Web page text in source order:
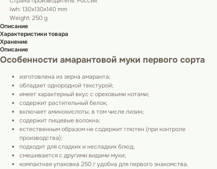
lwh: 130x130x140 mm
Weight: 250 g
Описание
Характеристики товара
Хранение
Описание
Особенности амарантовой муки первого сорта
изготовлена из зерна амаранта;
обладает однородной текстурой;
имеет характерный вкус с ореховыми нотами;
содержит растительный белок;
включает аминокислоты, в том числе лизин;
содержит пищевые волокна;
естественным образом не содержит глютен (при контроле
производства);
подходит для сладких и несладких блюд;
смешивается с другими видами муки;
компактная упаковка 250 г удобна для первого знакомства.